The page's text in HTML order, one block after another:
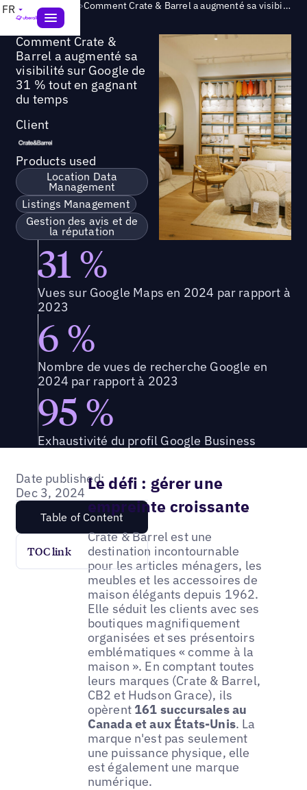
FR Success Story > Comment Crate & Barrel a augmenté sa visibilité sur Google de 31 % tout en gagnant du temps
Comment Crate &
Barrel a augmenté sa
visibilité sur Google de
31 % tout en gagnant
du temps
Client
Products used
Location Data
Management
Listings Management
Gestion des avis et de
la réputation
31 %
Vues sur Google Maps en 2024 par rapport à
2023
6 %
Nombre de vues de recherche Google en
2024 par rapport à 2023
95 %
Exhaustivité du profil Google Business
Date published:
Dec 3, 2024
Table of Content
TOC link
Le défi : gérer une
empreinte croissante
Crate & Barrel est une
destination incontournable
pour les articles ménagers, les
meubles et les accessoires de
maison élégants depuis 1962.
Elle séduit les clients avec ses
boutiques magnifiquement
organisées et ses présentoirs
emblématiques « comme à la
maison ». En comptant toutes
leurs marques (Crate & Barrel,
CB2 et Hudson Grace), ils
opèrent 161 succursales au
Canada et aux États-Unis. La
marque n'est pas seulement
une puissance physique, elle
est également une marque
numérique.